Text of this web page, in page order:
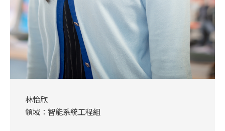
林怡欣
領域：智能系統工程組